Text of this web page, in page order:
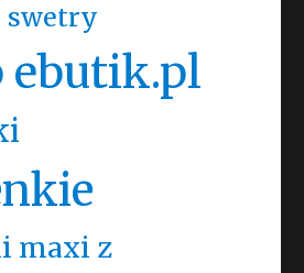
swetry
ebutik.pl
maxi z